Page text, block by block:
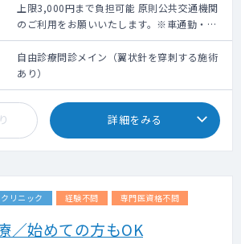
上限3,000円まで負担可能 原則公共交通機関
のご利用をお願いいたします。※車通勤・タ
クシー利用要相談
自由診療問診メイン（翼状針を穿刺する施術
あり）
詳細をみる
クリニック 経験不問 専門医資格不問
／始めての方もOK